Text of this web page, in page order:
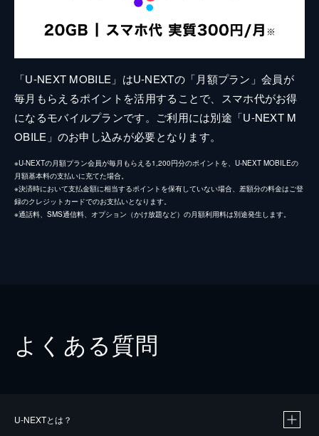
「U-NEXT MOBILE」はU-NEXTの「月額プラン」会員が
毎月もらえるポイントを活用することで、スマホ代がお得
になるモバイルプランです。ご利用には別途「U-NEXT M
OBILE」のお申し込みが必要となります。
※U-NEXTの月額プラン会員が毎月もらえる1,200円分のポイントを、U-NEXT MOBILEの
月額基本料の支払いに充てた場合。
※決済時において支払金額に相当するポイントを保有していない場合、差額分の料金はご登
録のクレジットカードでのお支払いとなります。
※通話料、SMS通信料、オプション（かけ放題など）の月額利用料は別途発生します。
よくある質問
U-NEXTとは？